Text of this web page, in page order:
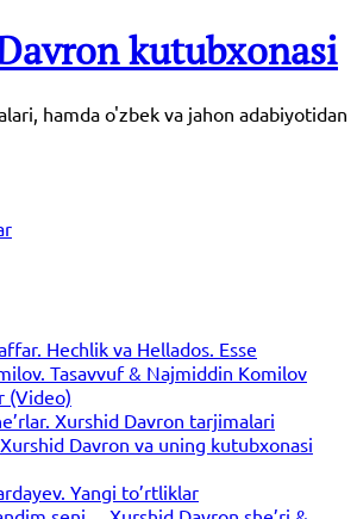
hamda o'zbek va jahon adabiyotidan
Hechlik va Hellados. Esse
Tasavvuf & Najmiddin Komilov
(Video)
Xurshid Davron tarjimalari
Davron va uning kutubxonasi
Yangi to’rtliklar